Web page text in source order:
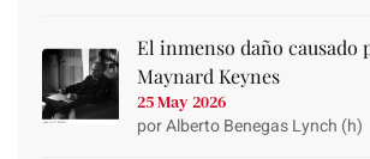
El inmenso daño causado
Maynard Keynes
25 May 2026
por Alberto Benegas Lynch (h)